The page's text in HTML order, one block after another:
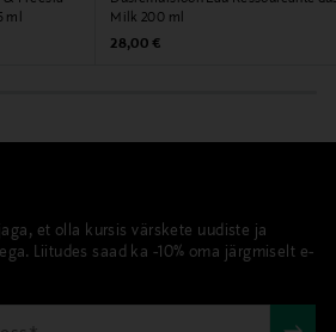
ml
Milk 200 ml
Original Price
28,00 €
et olla kursis värskete uudiste ja
Liitudes saad ka -10% oma järgmiselt e-